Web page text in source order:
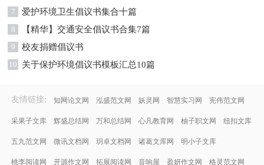
7 爱护环境卫生倡议书集合十篇
8 【精华】交通安全倡议书合集7篇
9 校友捐赠倡议书
10 关于保护环境倡议书模板汇总10篇
友情链接: 知网论文网 泓盛范文网 妖灵网 智慧实习网 宪伟范文网
采果子文库 辉盛总结网 万和总结网 心凡教育网 柚子职文网 纽扣文库
五九范文网 微讯文档网 玥卓文档网 诸葛文库网 明小子文库
桃李阅读网 开源作文网 拓展阅读网 音响屋 盈妍作文网 格灵范文网